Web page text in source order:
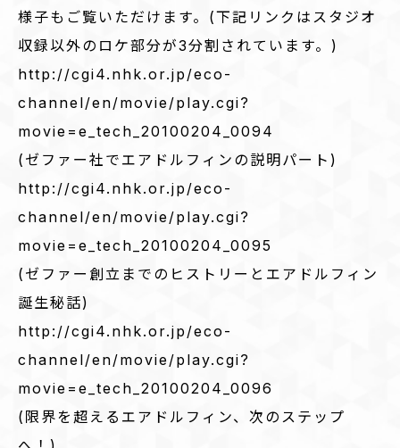
様子もご覧いただけます。(下記リンクはスタジオ
収録以外のロケ部分が3分割されています。)
http://cgi4.nhk.or.jp/eco-
channel/en/movie/play.cgi?
movie=e_tech_20100204_0094
(ゼファー社でエアドルフィンの説明パート)
http://cgi4.nhk.or.jp/eco-
channel/en/movie/play.cgi?
movie=e_tech_20100204_0095
(ゼファー創立までのヒストリーとエアドルフィン
誕生秘話)
http://cgi4.nhk.or.jp/eco-
channel/en/movie/play.cgi?
movie=e_tech_20100204_0096
(限界を超えるエアドルフィン、次のステップ